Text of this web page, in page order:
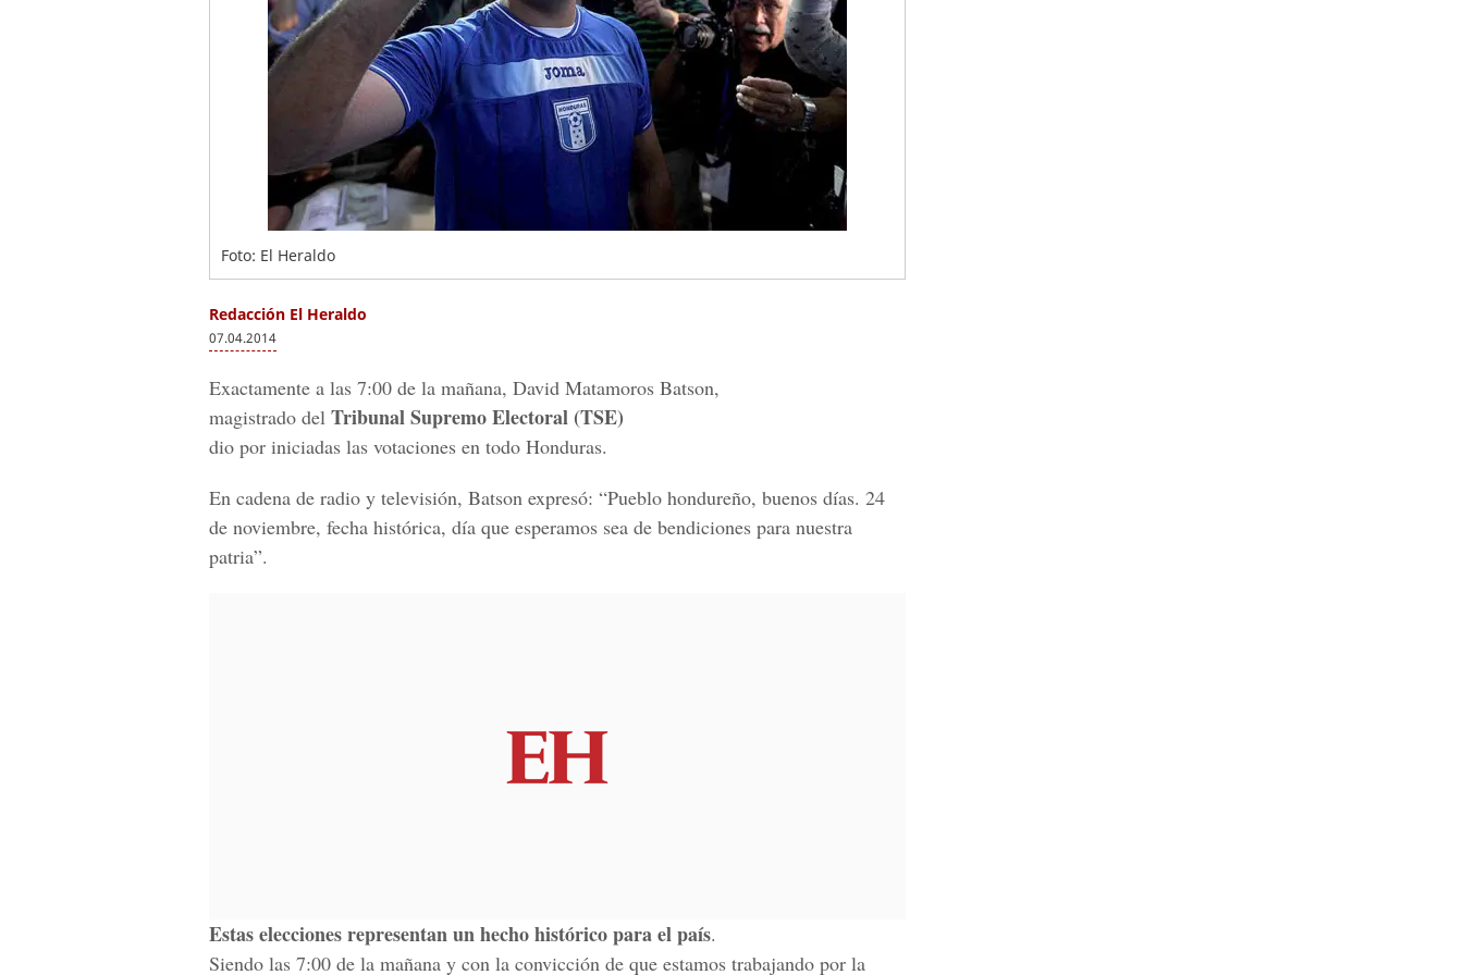
Foto: El Heraldo
Redacción El Heraldo
07.04.2014
Exactamente a las 7:00 de la mañana, David Matamoros Batson,
magistrado del Tribunal Supremo Electoral (TSE)
dio por iniciadas las votaciones en todo Honduras.
En cadena de radio y televisión, Batson expresó: “Pueblo hondureño, buenos días. 24
de noviembre, fecha histórica, día que esperamos sea de bendiciones para nuestra
patria”.
Estas elecciones representan un hecho histórico para el país.
Siendo las 7:00 de la mañana y con la convicción de que estamos trabajando por la